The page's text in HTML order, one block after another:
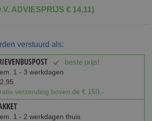
ADVIESPRIJS € 14,11)
verstuurd als:
beste prijs!
1 - 3 werkdagen
verzending boven de € 150,-
1 - 2 werkdagen thuis